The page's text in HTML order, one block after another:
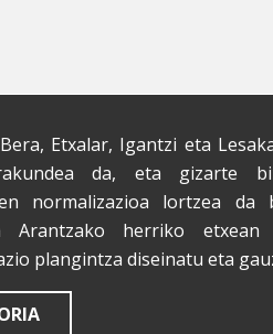
Etxalar, Igantzi eta
da, eta gizarte
normalizazioa lortzea da
Arantzako herriko
plangintza diseinatu eta